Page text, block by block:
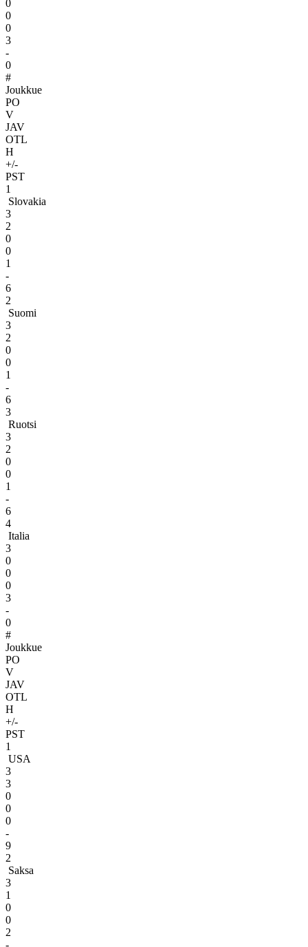
0
0
0
3
-
0
#
Joukkue
PO
V
JAV
OTL
H
+/-
PST
1
Slovakia
3
2
0
0
1
-
6
2
Suomi
3
2
0
0
1
-
6
3
Ruotsi
3
2
0
0
1
-
6
4
Italia
3
0
0
0
3
-
0
#
Joukkue
PO
V
JAV
OTL
H
+/-
PST
1
USA
3
3
0
0
0
-
9
2
Saksa
3
1
0
0
2
-